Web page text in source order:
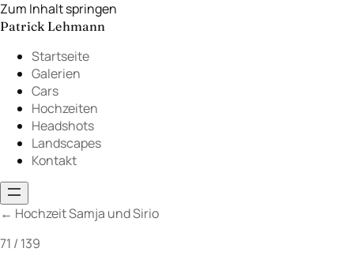
Zum Inhalt springen
Patrick Lehmann
Startseite
Galerien
Cars
Hochzeiten
Headshots
Landscapes
Kontakt
← Hochzeit Samja und Sirio
71 / 139